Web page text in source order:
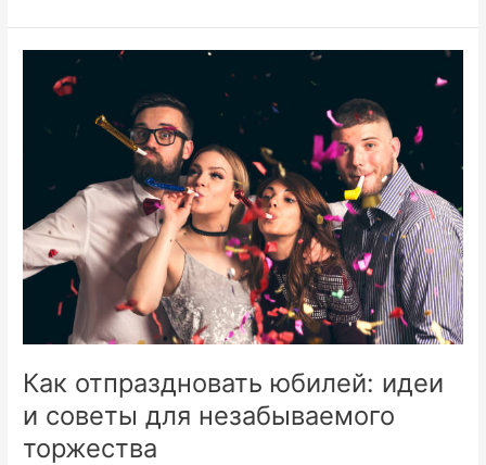
киберспорт
—
спортом?
Обзор
ключевых
Как отпраздновать юбилей: идеи
и советы для незабываемого
торжества